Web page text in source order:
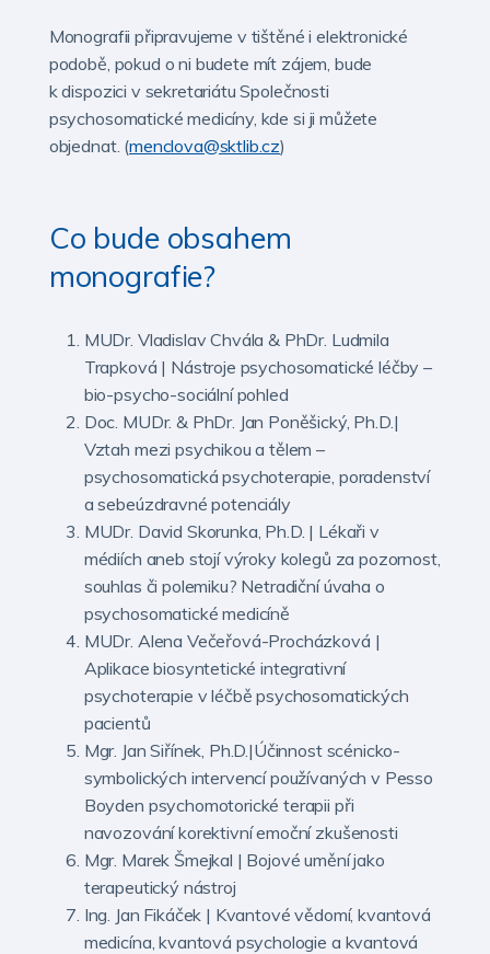
Monografii připravujeme v tištěné i elektronické
podobě, pokud o ni budete mít zájem, bude
k dispozici v sekretariátu Společnosti
psychosomatické medicíny, kde si ji můžete
objednat. (menclova@sktlib.cz)
Co bude obsahem
monografie?
MUDr. Vladislav Chvála & PhDr. Ludmila
Trapková | Nástroje psychosomatické léčby –
bio-psycho-sociální pohled
Doc. MUDr. & PhDr. Jan Poněšický, Ph.D.|
Vztah mezi psychikou a tělem –
psychosomatická psychoterapie, poradenství
a sebeúzdravné potenciály
MUDr. David Skorunka, Ph.D. | Lékaři v
médiích aneb stojí výroky kolegů za pozornost,
souhlas či polemiku? Netradiční úvaha o
psychosomatické medicíně
MUDr. Alena Večeřová-Procházková |
Aplikace biosyntetické integrativní
psychoterapie v léčbě psychosomatických
pacientů
Mgr. Jan Siřínek, Ph.D.|Účinnost scénicko-
symbolických intervencí používaných v Pesso
Boyden psychomotorické terapii při
navozování korektivní emoční zkušenosti
Mgr. Marek Šmejkal | Bojové umění jako
terapeutický nástroj
Ing. Jan Fikáček | Kvantové vědomí, kvantová
medicína, kvantová psychologie a kvantová